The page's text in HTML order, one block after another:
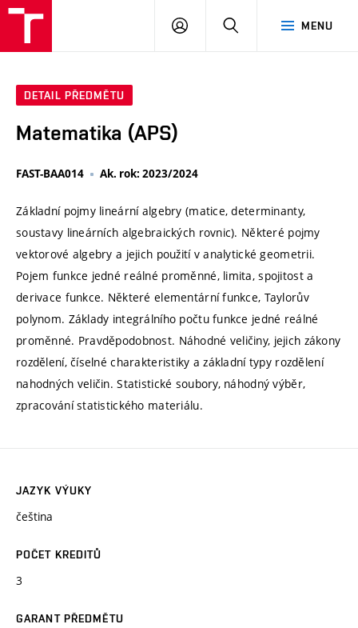
MENU
PŘIHLÁSIT
DETAIL PŘEDMĚTU
Matematika (APS)
FAST-BAA014 Ak. rok: 2023/2024
Základní pojmy lineární algebry (matice, determinanty,
soustavy lineárních algebraických rovnic). Některé pojmy
vektorové algebry a jejich použití v analytické geometrii.
Pojem funkce jedné reálné proměnné, limita, spojitost a
derivace funkce. Některé elementární funkce, Taylorův
polynom. Základy integrálního počtu funkce jedné reálné
proměnné. Pravděpodobnost. Náhodné veličiny, jejich zákony
rozdělení, číselné charakteristiky a základní typy rozdělení
nahodných veličin. Statistické soubory, náhodný výběr,
zpracování statistického materiálu.
JAZYK VÝUKY
čeština
POČET KREDITŮ
3
GARANT PŘEDMĚTU